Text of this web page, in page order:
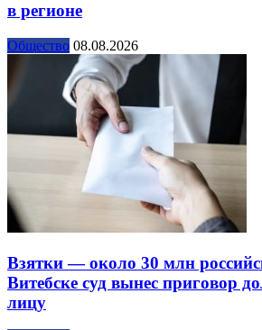
в регионе
Общество 08.08.2026
Взятки — около 30 млн
Витебске суд вынес приговор
лицу